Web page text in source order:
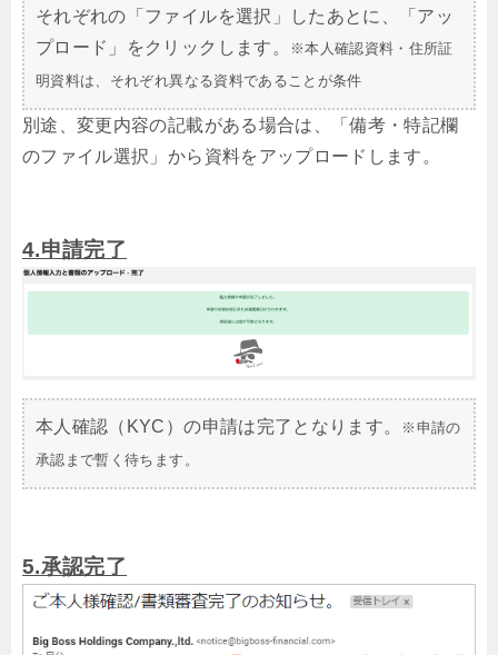
それぞれの「ファイルを選択」したあとに、「アッ
プロード」をクリックします。
※本人確認資料・住所証
明資料は、それぞれ異なる資料であることが条件
別途、変更内容の記載がある場合は、「備考・特記欄
のファイル選択」から資料をアップロードします。
4.申請完了
本人確認（KYC）の申請は完了となります。
※申請の
承認まで暫く待ちます。
5.承認完了